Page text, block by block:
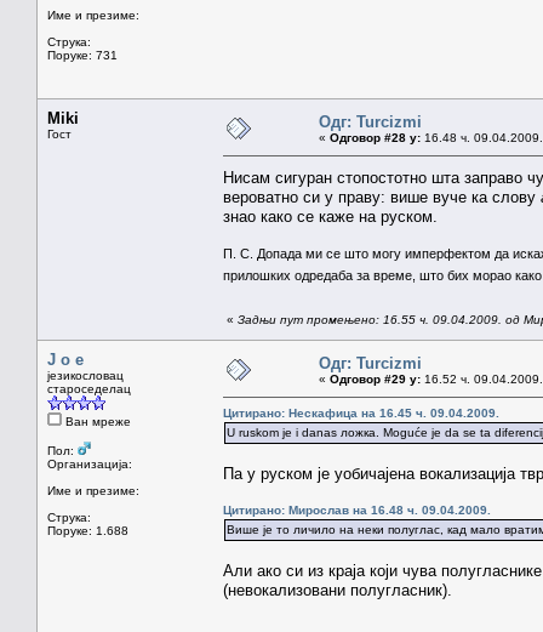
Име и презиме:
Струка:
Поруке: 731
Miki
Гост
Одг: Turcizmi
« Одговор #28 у: 16.48 ч.
Нисам сигуран стопостотно шта заправо
вероватно си у праву: више вуче ка слову
знао како се каже на руском.
П. С. Допада ми се што могу имперфектом да
прилошких одредаба за време, што бих морао
« Задњи пут промењено: 16.55 ч. 09.04.2009. од
J o e
језикословац
староседелац
Ван мреже
Пол:
Организација:
Име и презиме:
Струка:
Поруке: 1.688
Одг: Turcizmi
« Одговор #29 у: 16.52 ч.
Цитирано: Нескафица на 16.45 ч. 09.04.2009.
U ruskom je i danas ложка. Moguće je da se ta
Па у руском је уобичајена вокализација
Цитирано: Мирослав на 16.48 ч. 09.04.2009.
Више је то личило на неки полуглас, кад мало
Али ако си из краја који чува
(невокализовани полугласник).